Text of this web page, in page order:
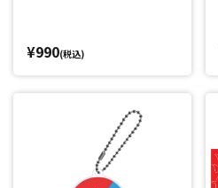
¥990(税込)